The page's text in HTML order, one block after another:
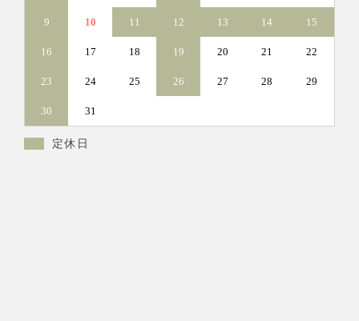
9 10 11 12 13 14 15
16 17 18 19 20 21 22
23 24 25 26 27 28 29
30 31
定休日